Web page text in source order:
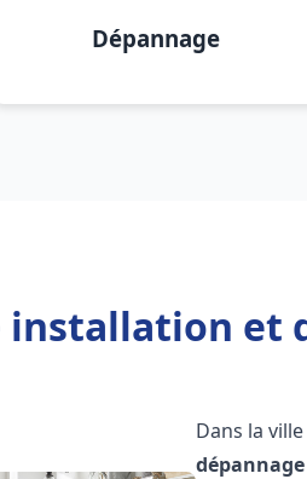
Dépannage
installation et
Dans la